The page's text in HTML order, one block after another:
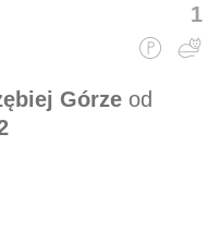
1
Górze od